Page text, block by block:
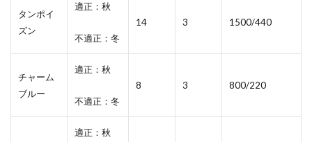
タンポイ
ズン
適正：秋
不適正：冬
14 3 1500/440
チャーム
ブルー
適正：秋
不適正：冬
8 3 800/220
適正：秋